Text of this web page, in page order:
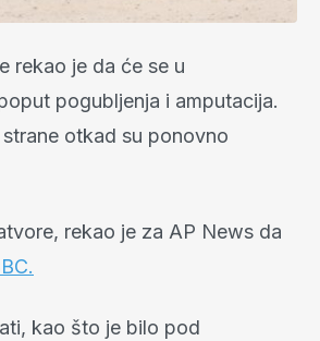
rekao je da će se u
pogubljenja i amputacija.
otkad su ponovno
rekao je za AP News da
kao što je bilo pod